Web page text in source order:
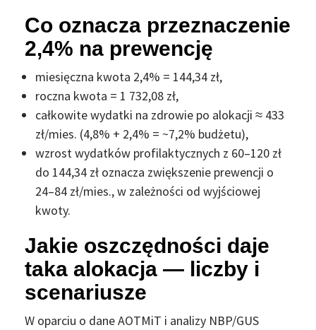
Co oznacza przeznaczenie
2,4% na prewencję
miesięczna kwota 2,4% = 144,34 zł,
roczna kwota = 1 732,08 zł,
całkowite wydatki na zdrowie po alokacji ≈ 433
zł/mies. (4,8% + 2,4% = ~7,2% budżetu),
wzrost wydatków profilaktycznych z 60–120 zł
do 144,34 zł oznacza zwiększenie prewencji o
24–84 zł/mies., w zależności od wyjściowej
kwoty.
Jakie oszczędności daje
taka alokacja — liczby i
scenariusze
W oparciu o dane AOTMiT i analizy NBP/GUS